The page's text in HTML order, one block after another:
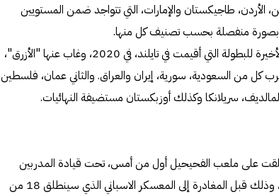
الأردن، طاجيكستان والإمارات، التي تتواجد ضمن المستويين
بصورة منفصلة بحسب تصنيف كل منها.
وجاء التصنيف بناء على نتائج النسخة الأخيرة للبطولة التي أقيمت في تايلند، في 2020، وغاب عنها "الأزرق"،
كل من السعودية، سورية، إيران والعراق. والثاني عمان، فلسطين
سريلانكا وكذلك أوزبكستان مستضيفة النهائيات.
على ملعب الفحيحيل أول من أمس، تحت قيادة المدربين
الوطنيين محمد العزب وطارق الخليفي، وذلك قبل المغادرة إلى المعسكر الاسباني الذي سينطلق 18 من